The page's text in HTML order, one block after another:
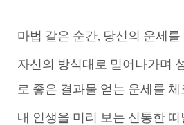
마법 같은 순간, 당신의 운세
자신의 방식대로 밀어나가며
로 좋은 결과물 얻는 운세를
내 인생을 미리 보는 신통한